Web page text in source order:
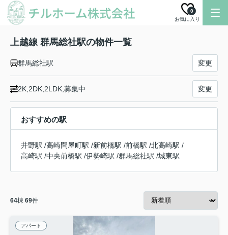
お気に入り
0
上越線 群馬総社駅の物件一覧
群馬総社駅 変更
2K,2DK,2LDK,募集中 変更
おすすめの駅
井野駅 /高崎問屋町駅 /新前橋駅 /前橋駅 /北高崎駅 /
高崎駅 /中央前橋駅 /伊勢崎駅 /群馬総社駅 /城東駅
64棟 69件
アパート